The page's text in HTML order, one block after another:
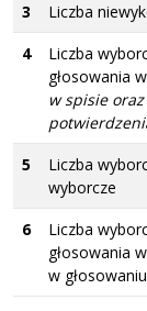
3 Liczba
4
Liczba
głosowania
w spisie
5
Liczba
wyborcze
6
Liczba
głosowania
w